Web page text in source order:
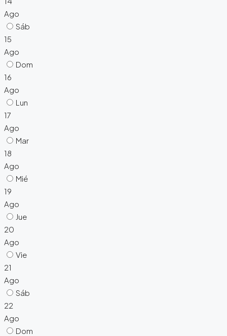
Ago
Sáb
15
Ago
Dom
16
Ago
Lun
17
Ago
Mar
18
Ago
Mié
19
Ago
Jue
20
Ago
Vie
21
Ago
Sáb
22
Ago
Dom